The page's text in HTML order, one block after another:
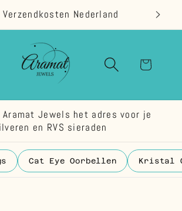
Verzendkosten Nederland
Jewels het adres voor je
en RVS sieraden
Cat Eye Oorbellen Kristal